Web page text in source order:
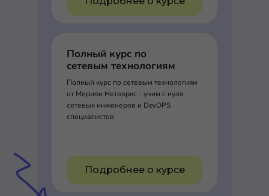
Полный курс по
сетевым технологиям
Полный курс по сетевым технологиям
от Мерион Нетворкс - учим с нуля
сетевых инженеров и DevOPS
специалистов
Подробнее о курсе